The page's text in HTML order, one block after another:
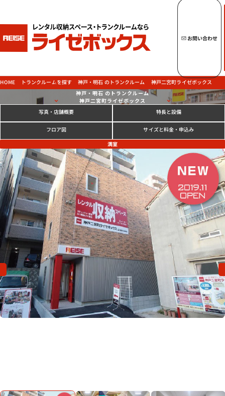
トップページへ
トランクルームを探す
ご契約の流れ・お支払方法
ご利用中のお客様
よくあるご質問
法人のお客様
お問い合わせ
特定商取引法に基づく表示
プライバシーポリシー
お問い合わせ
HOME トランクルームを探す 神戸・明石 のトランクルーム 神戸二宮町ライゼボックス
神戸・明石 のトランクルーム
神戸二宮町ライゼボックス
写真・店舗概要 特長と設備
フロア図 サイズと料金 ・申込み
満室
Previous